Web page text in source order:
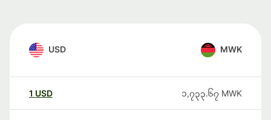
USD MWK
1 USD ၁,၇၃၃.၆၇ MWK